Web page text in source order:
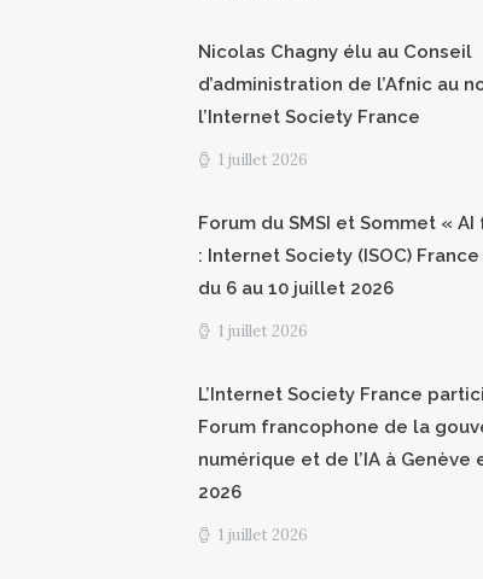
Nicolas Chagny élu au Conseil
d’administration de l’Afnic au
l’Internet Society France
1 juillet 2026
Forum du SMSI et Sommet «
: Internet Society (ISOC)
du 6 au 10 juillet 2026
1 juillet 2026
L’Internet Society France
Forum francophone de la
numérique et de l’IA à Genève
2026
1 juillet 2026